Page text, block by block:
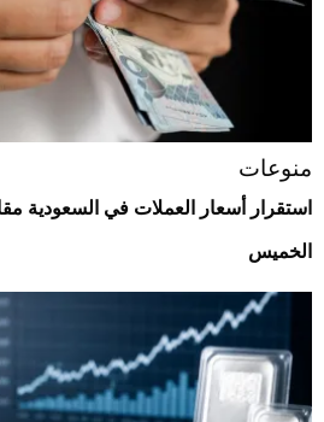
منوعات
استقرار أسعار العملات في السعودية
الخميس